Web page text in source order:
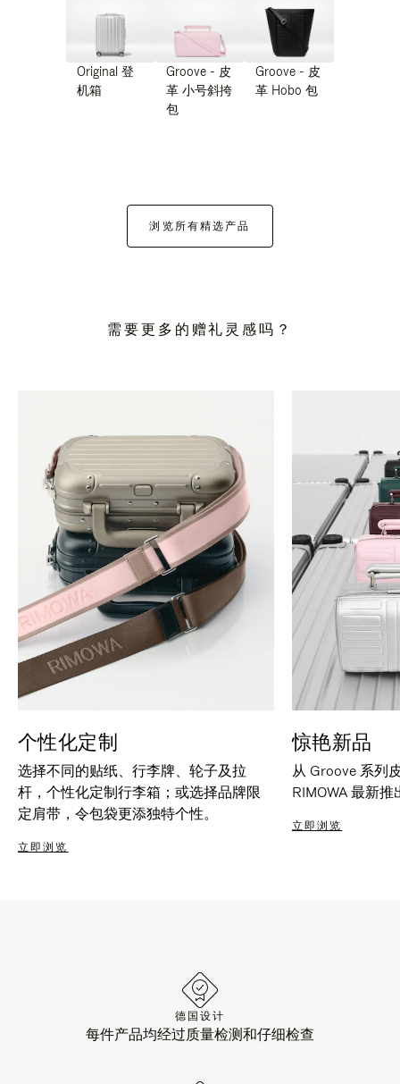
Original 登
机箱
Groove - 皮
革 小号斜挎
包
Groove - 皮
革 Hobo 包
浏览所有精选产品
需要更多的赠礼灵感吗？
个性化定制
选择不同的贴纸、行李牌、轮子及拉
杆，个性化定制行李箱；或选择品牌限
定肩带，令包袋更添独特个性。
立即浏览
惊艳新品
从 Groove 系列
RIMOWA 最新
立即浏览
德国设计
每件产品均经过质量检测和仔细检查